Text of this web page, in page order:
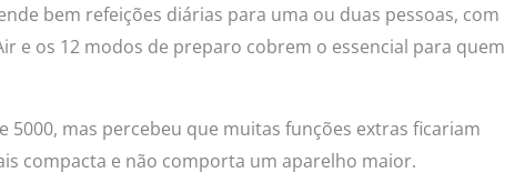
bem refeições diárias para uma ou duas pessoas, com
e os 12 modos de preparo cobrem o essencial para quem
mas percebeu que muitas funções extras ficariam
compacta e não comporta um aparelho maior.